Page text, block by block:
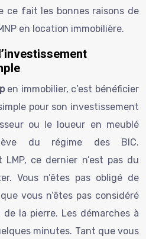
ce fait les bonnes raisons de
en location immobilière.
en immobilier, c’est bénéficier
pour son investissement
ou le loueur en meublé
du régime des BIC.
ce dernier n’est pas du
Vous n’êtes pas obligé de
vous n’êtes pas considéré
la pierre. Les démarches à
minutes. Tant que vous